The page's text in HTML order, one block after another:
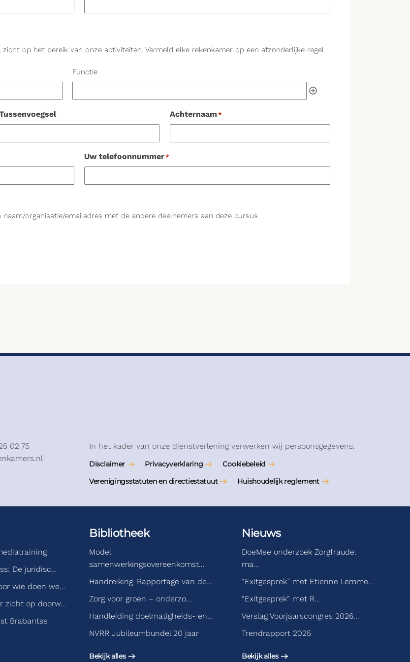
zicht op het bereik van onze activiteiten. Vermeld elke rekenkamer op een afzonderlijke regel.
Functie
Achternaam*
Uw telefoonnummer*
organisatie/emailadres met de andere deelnemers aan deze cursus
02 75
In het kader van onze dienstverlening verwerken wij persoonsgegevens.
Disclaimer Privacyverklaring
Cookiebeleid
Verenigingsstatuten en directiestatuut
Huishoudelijk reglement
De juridisc…
wie doen we…
zicht op doorw…
Brabantse
Bibliotheek
Model
samenwerkingsovereenkomst…
Handreiking ‘Rapportage van de…
Zorg voor groen – onderzo…
Handleiding doelmatigheids- en…
NVRR Jubileumbundel 20 jaar
Bekijk alles
Nieuws
DoeMee onderzoek Zorgfraude:
ma…
“Exitgesprek” met Etienne Lemme…
“Exitgesprek” met R…
Verslag Voorjaarscongres 2026…
Trendrapport 2025
Bekijk alles